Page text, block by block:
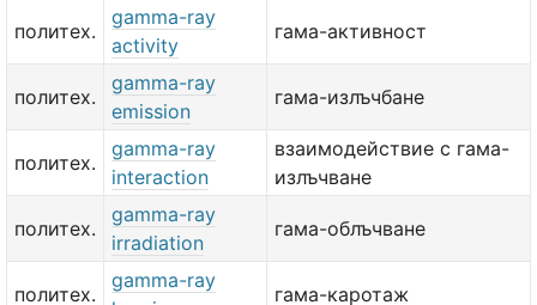
политех.
gamma-ray
activity
гама-активност
политех.
gamma-ray
emission
гама-излъчбане
политех.
gamma-ray
interaction
взаимодействие с гама-
излъчване
политех.
gamma-ray
irradiation
гама-облъчване
политех.
gamma-ray
гама-каротаж